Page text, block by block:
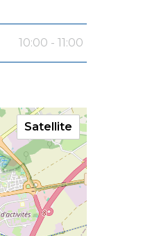
10:00 - 11:00
Satellite